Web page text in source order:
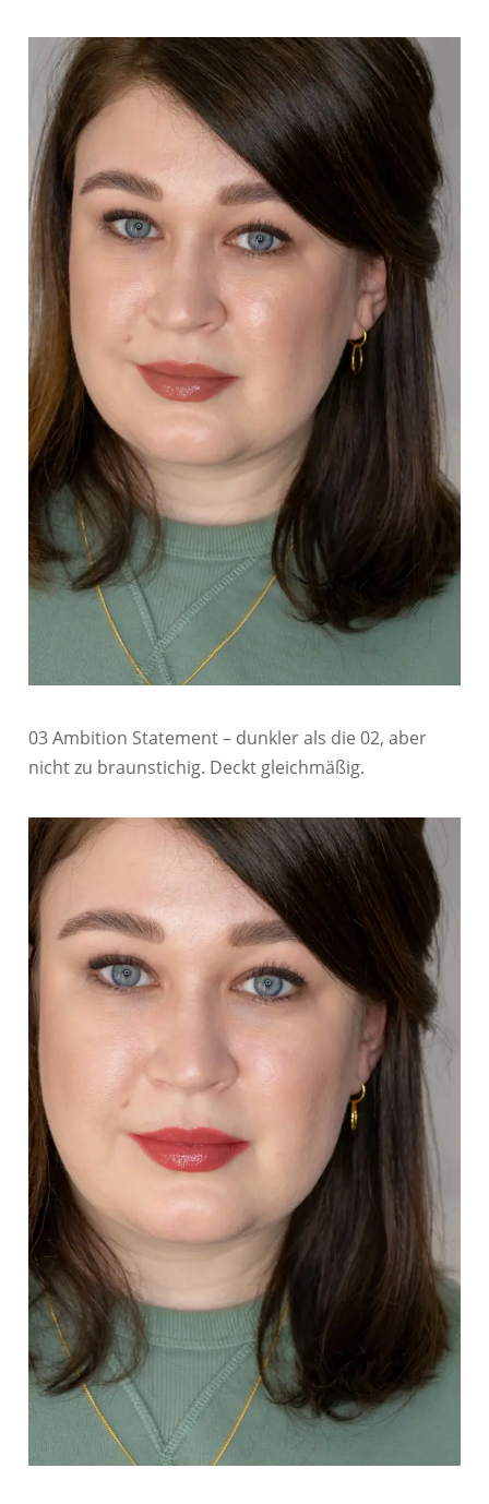
03 Ambition Statement – dunkler als die 02, aber
nicht zu braunstichig. Deckt gleichmäßig.